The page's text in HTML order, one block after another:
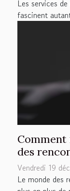
Les services
fascinent
Comment
des
Vendredi 19
Le monde des